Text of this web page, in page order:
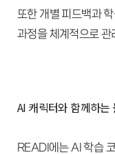
또한 개별 피드백과
과정을 체계적으로 관
AI 캐릭터와 함께하는
READI에는 AI 학습